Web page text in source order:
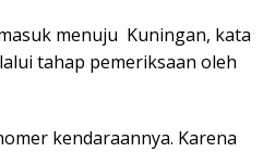
menuju Kuningan, kata
tahap pemeriksaan oleh
kendaraannya. Karena